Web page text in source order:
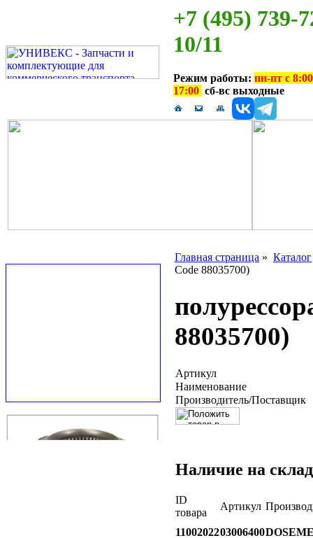
+7 (495) 739-
10/11
Режим работы: пн-пт с
17:00 сб-вс выходные
Главная страница » Каталог
Code 88035700)
88035700)
Артикул
Наименование
Производитель/Поставщик
Наличие на
ID
товара
Артикул
1100202203006400